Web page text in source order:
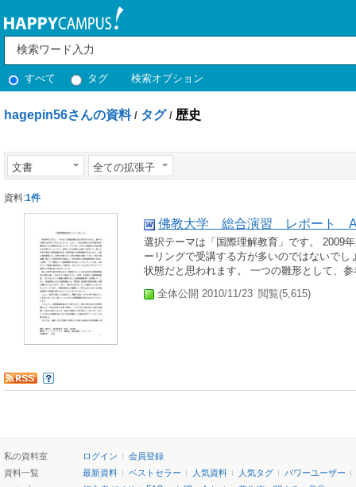
すべて タグ 検索オプション
hagepin56さんの資料 / タグ / 歴史
文書 全ての拡張子
資料:1件
佛教大学 総合演習 レポート
選択テーマは「国際理解教育」です。 2009
ーリングで受講する方が多いのではないで
状態だと思われます。 一つの雛形として、
全体公開 2010/11/23 閲覧(5,615)
私の資料室 ログイン
会員登録
資料一覧
最新資料 ベストセラー 人気資料 人気タグ
パワーユーザー